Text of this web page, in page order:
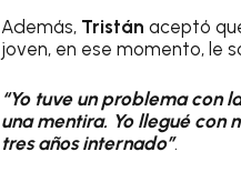
Además, Tristán aceptó
joven, en ese momento, le
“Yo tuve un problema con
una mentira. Yo llegué con
tres años internado”.